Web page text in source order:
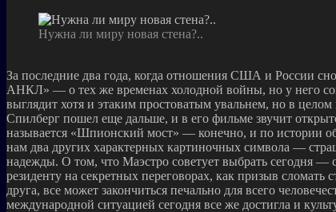
Нужна ли миру новая стена?..
За последние два года, когда отношения США и России
АНКЛ» — о тех же временах холодной войны, но у него
выглядит хотя и этаким простоватым увальнем, но в
Спилберг пошел еще дальше, и в его фильме звучит
называется «Шпионский мост» — конечно, и по истории
нам два других характерных картиночных символа —
надежды. О том, что Маэстро советует выбрать сегодня —
резиденту на секретных переговорах, как призыв
друга, все может закончиться печально для всего
международной ситуацией сегодня все же достигла и